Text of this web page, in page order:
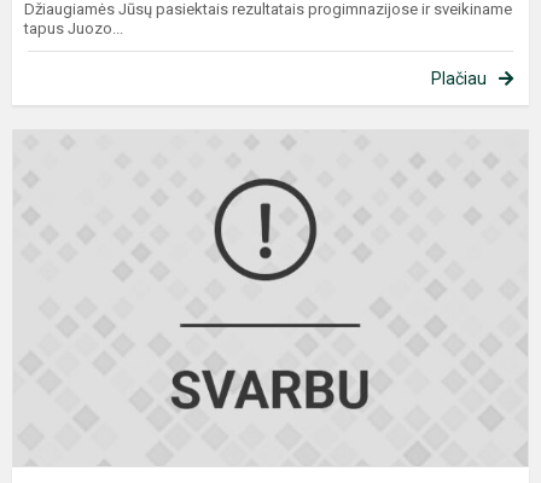
Džiaugiamės Jūsų pasiektais rezultatais progimnazijose ir sveikiname
tapus Juozo...
Plačiau